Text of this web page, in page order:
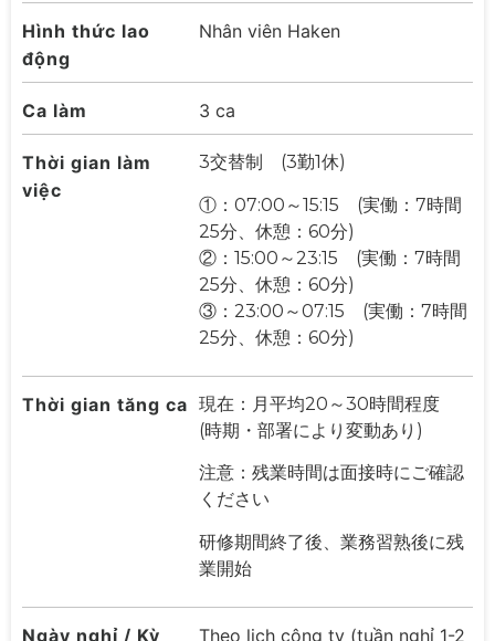
Hình thức lao
động
Nhân viên Haken
Ca làm 3 ca
Thời gian làm
việc
3交替制 (3勤1休)
①：07:00～15:15 (実働：7時間
25分、休憩：60分)
②：15:00～23:15 (実働：7時間
25分、休憩：60分)
③：23:00～07:15 (実働：7時間
25分、休憩：60分)
Thời gian tăng ca 現在：月平均20～30時間程度
(時期・部署により変動あり)
注意：残業時間は面接時にご確認
ください
研修期間終了後、業務習熟後に残
業開始
Ngày nghỉ / Kỳ
Theo lịch công ty (tuần nghỉ 1-2